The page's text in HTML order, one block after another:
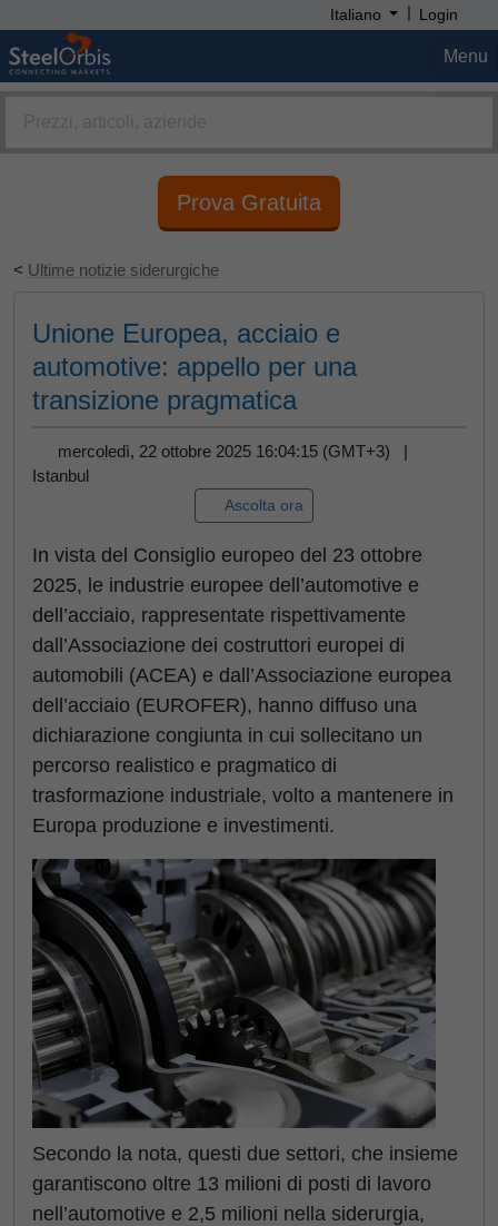
Italiano | Login
Menu
Prova Gratuita
< Ultime notizie siderurgiche
Unione Europea, acciaio e
automotive: appello per una
transizione pragmatica
mercoledì, 22 ottobre 2025 16:04:15 (GMT+3) |
Istanbul
Ascolta ora
In vista del Consiglio europeo del 23 ottobre
2025, le industrie europee dell’automotive e
dell’acciaio, rappresentate rispettivamente
dall’Associazione dei costruttori europei di
automobili (ACEA) e dall’Associazione europea
dell’acciaio (EUROFER), hanno diffuso una
dichiarazione congiunta in cui sollecitano un
percorso realistico e pragmatico di
trasformazione industriale, volto a mantenere in
Europa produzione e investimenti.
Secondo la nota, questi due settori, che insieme
garantiscono oltre 13 milioni di posti di lavoro
nell’automotive e 2,5 milioni nella siderurgia,